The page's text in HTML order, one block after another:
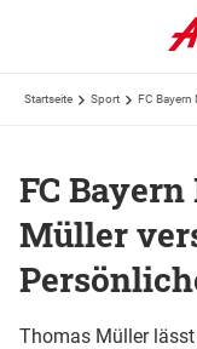
Startseite Sport FC Bayern
FC
Müller
Thomas Müller